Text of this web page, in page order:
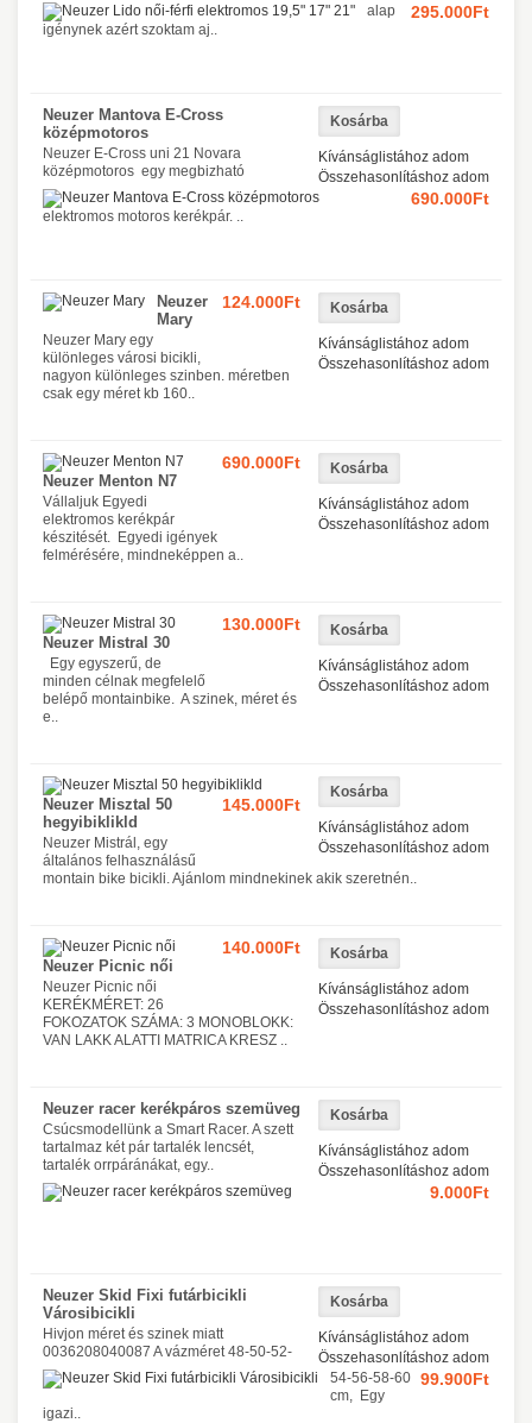
295.000Ft
alap
igénynek azért szoktam aj..
Kívánságlistához adom
Összehasonlításhoz adom
690.000Ft
Neuzer Mantova E-Cross
középmotoros
Neuzer E-Cross uni 21 Novara
középmotoros egy megbizható
elektromos motoros kerékpár. ..
Kívánságlistához adom
Összehasonlításhoz adom
124.000Ft
Neuzer
Mary
Neuzer Mary egy
különleges városi bicikli,
nagyon különleges szinben. méretben
csak egy méret kb 160..
Kívánságlistához adom
Összehasonlításhoz adom
690.000Ft
Neuzer Menton N7
Vállaljuk Egyedi
elektromos kerékpár
készitését. Egyedi igények
felmérésére, mindneképpen a..
Kívánságlistához adom
Összehasonlításhoz adom
130.000Ft
Neuzer Mistral 30
Egy egyszerű, de
minden célnak megfelelő
belépő montainbike. A szinek, méret és
e..
Kívánságlistához adom
Összehasonlításhoz adom
145.000Ft
Neuzer Misztal 50
hegyibiklikld
Neuzer Mistrál, egy
általános felhasználásű
montain bike bicikli. Ajánlom mindnekinek akik szeretnén..
Kívánságlistához adom
Összehasonlításhoz adom
140.000Ft
Neuzer Picnic női
Neuzer Picnic női
KERÉKMÉRET: 26
FOKOZATOK SZÁMA: 3 MONOBLOKK:
VAN LAKK ALATTI MATRICA KRESZ ..
Kívánságlistához adom
Összehasonlításhoz adom
9.000Ft
Neuzer racer kerékpáros szemüveg
Csúcsmodellünk a Smart Racer. A szett
tartalmaz két pár tartalék lencsét,
tartalék orrpáránákat, egy..
Kívánságlistához adom
Összehasonlításhoz adom
99.900Ft
Neuzer Skid Fixi futárbicikli
Városibicikli
Hivjon méret és szinek miatt
0036208040087 A vázméret 48-50-52-
54-56-58-60
cm, Egy
igazi..